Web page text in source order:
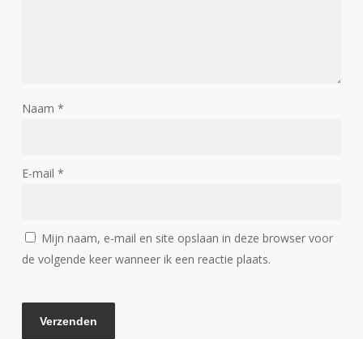
Naam *
E-mail *
Mijn naam, e-mail en site opslaan in deze browser voor
de volgende keer wanneer ik een reactie plaats.